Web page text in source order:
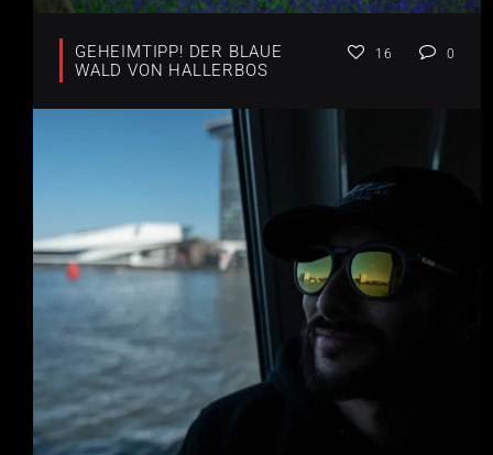
GEHEIMTIPP! DER BLAUE
WALD VON HALLERBOS
16 0